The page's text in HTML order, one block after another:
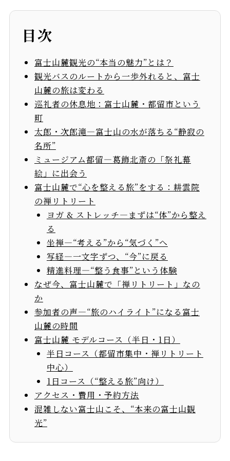
目次
富士山麓観光の“本当の魅力”とは？
観光バスのルートから一歩外れると、富士
山麓の旅は変わる
巡礼者の休息地：富士山麓・都留市という
町
太郎・次郎滝—富士山の水が落ちる“静寂の
名所”
ミュージアム都留—葛飾北斎の「祭礼幕
絵」に出会う
富士山麓で“心を整える旅”をする：耕雲院
の禅リトリート
ヨガ & ストレッチ—まずは“体”から整え
る
坐禅—“考える”から“気づく”へ
写経—一文字ずつ、“今”に戻る
精進料理—“整う食事”という体験
なぜ今、富士山麓で「禅リトリート」なの
か
参加者の声—“旅のハイライト”になる富士
山麓の時間
富士山麓 モデルコース（半日・1日）
半日コース（都留市集中・禅リトリート
中心）
1日コース（“整える旅”向け）
アクセス・費用・予約方法
混雑しない富士山こそ、“本来の富士山観
光”